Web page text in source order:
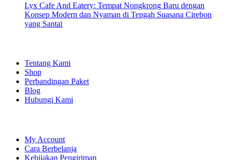
Lyx Cafe And Eatery: Tempat Nongkrong Baru dengan
Konsep Modern dan Nyaman di Tengah Suasana Cirebon
yang Santai
Tentang Kami
Shop
Perbandingan Paket
Blog
Hubungi Kami
My Account
Cara Berbelanja
Kebijakan Pengiriman